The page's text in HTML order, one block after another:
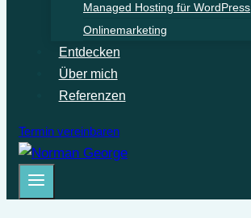
Managed Hosting für WordPress
Onlinemarketing
Entdecken
Über mich
Referenzen
Termin vereinbaren